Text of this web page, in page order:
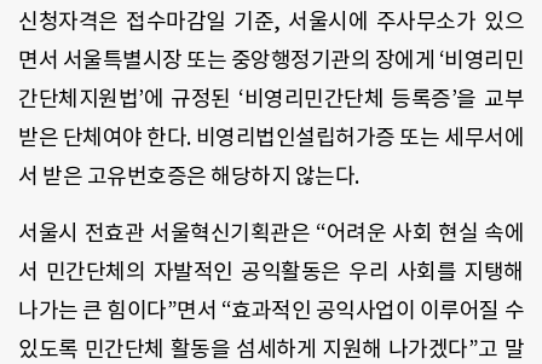
신청자격은 접수마감일 기준, 서울시에 주사무소가 있으
면서 서울특별시장 또는 중앙행정기관의 장에게 ‘비영리민
간단체지원법’에 규정된 ‘비영리민간단체 등록증’을 교부
받은 단체여야 한다. 비영리법인설립허가증 또는 세무서에
서 받은 고유번호증은 해당하지 않는다.
서울시 전효관 서울혁신기획관은 “어려운 사회 현실 속에
서 민간단체의 자발적인 공익활동은 우리 사회를 지탱해
나가는 큰 힘이다”면서 “효과적인 공익사업이 이루어질 수
있도록 민간단체 활동을 섬세하게 지원해 나가겠다”고 말